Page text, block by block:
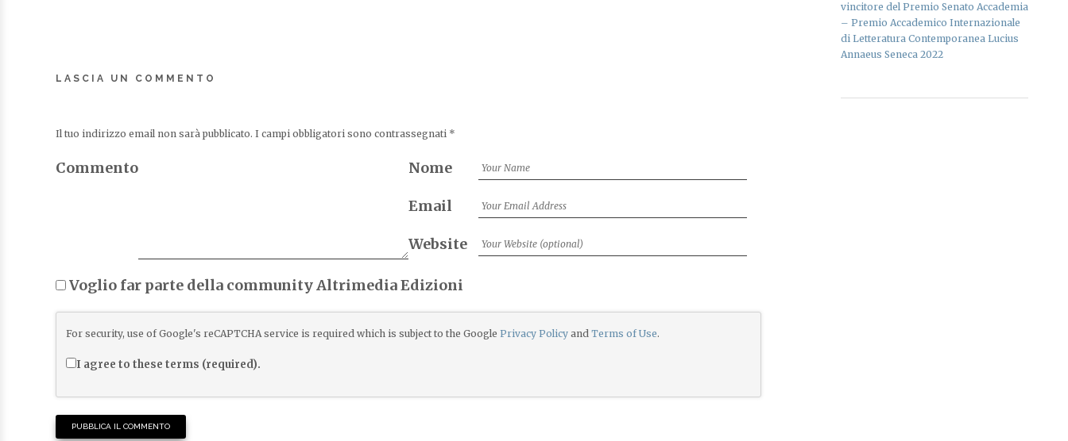
LASCIA UN COMMENTO
Il tuo indirizzo email non sarà pubblicato. I campi obbligatori sono contrassegnati *
Commento Nome
Email
Website
Voglio far parte della community Altrimedia Edizioni
For security, use of Google's reCAPTCHA service is required which is subject to the Google Privacy Policy and Terms of Use.
I agree to these terms (required).
vincitore del Premio Senato Accademia
– Premio Accademico Internazionale
di Letteratura Contemporanea Lucius
Annaeus Seneca 2022